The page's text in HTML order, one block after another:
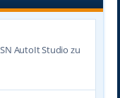
AutoIt Studio zu